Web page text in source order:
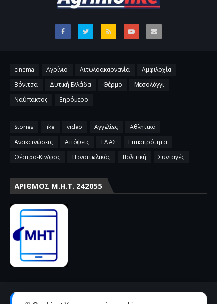
cinema Αγρίνιο Αιτωλοακαρνανία
Αμφιλοχία
Βόνιτσα
Δυτική Ελλάδα Θέρμο
Μεσολόγγι
Ναύπακτος
Ξηρόμερο
Stories like video Αγγελίες
Αθλητικά
Ανακοινώσεις
Απόψεις ΕΛ.ΑΣ
Επικαιρότητα
Θέατρο-Κιν/φος
Παναιτωλικός Πολιτική Συνταγές
ΑΡΙΘΜΌΣ Μ.Η.Τ. 242055